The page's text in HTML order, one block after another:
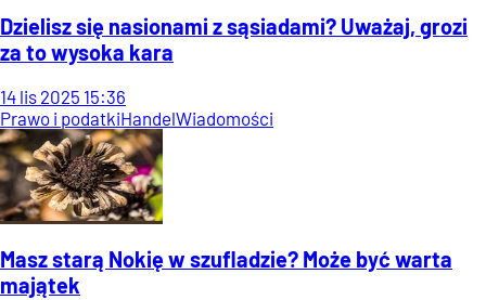
Dzielisz się nasionami z sąsiadami? Uważaj, grozi
za to wysoka kara
14 lis 2025 15:36
Prawo i podatkiHandelWiadomości
Masz starą Nokię w szufladzie? Może być warta
majątek